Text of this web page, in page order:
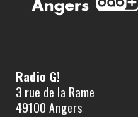
Radio G!
3 rue de la Rame
49100 Angers